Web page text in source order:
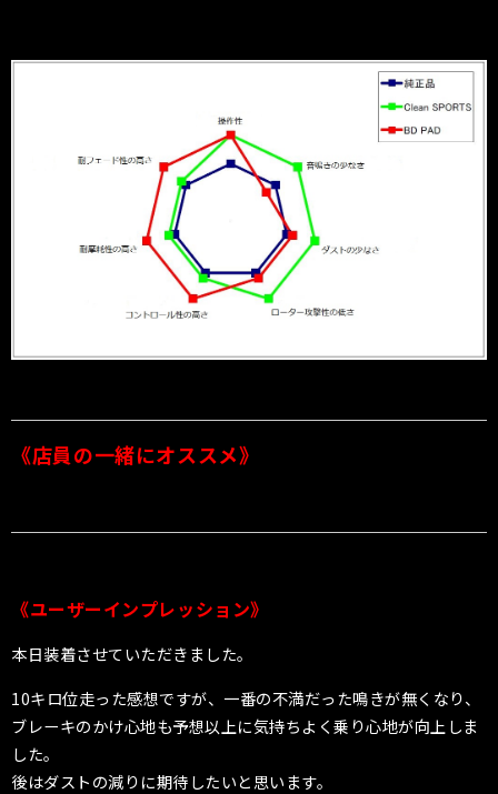
《店員の一緒にオススメ》
《ユーザーインプレッション》
本日装着させていただきました。
10キロ位走った感想ですが、一番の不満だった鳴きが無くなり、
ブレーキのかけ心地も予想以上に気持ちよく乗り心地が向上しま
した。
後はダストの減りに期待したいと思います。